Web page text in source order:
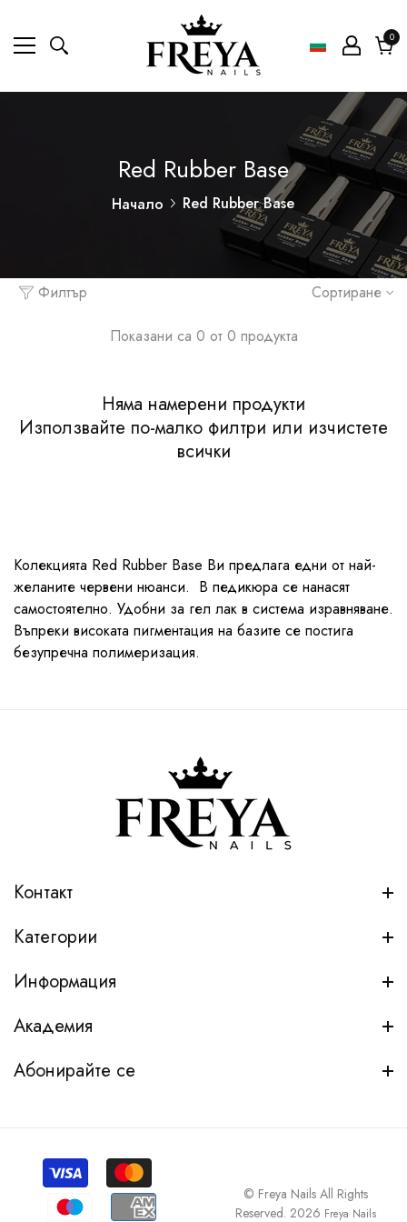
00
Red Rubber Base
Начало Red Rubber Base
Филтър Сортиране
Показани са 0 от 0 продукта
Няма намерени продукти
Използвайте по-малко филтри или изчистете
всички
Колекцията Red Rubber Base Ви предлага едни от най-
желаните червени нюанси. В педикюра се нанасят
самостоятелно. Удобни за гел лак в система изравняване.
Въпреки високата пигментация на базите се постига
безупречна полимеризация.
Контакт
Категории
Информация
Академия
Абонирайте се
© Freya Nails All Rights
Reserved. 2026 Freya Nails